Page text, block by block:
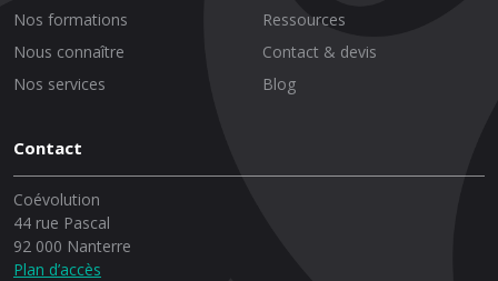
Nos formations
Nous connaître
Nos services
Ressources
Contact & devis
Blog
Contact
Coévolution
44 rue Pascal
92 000 Nanterre
Plan d’accès